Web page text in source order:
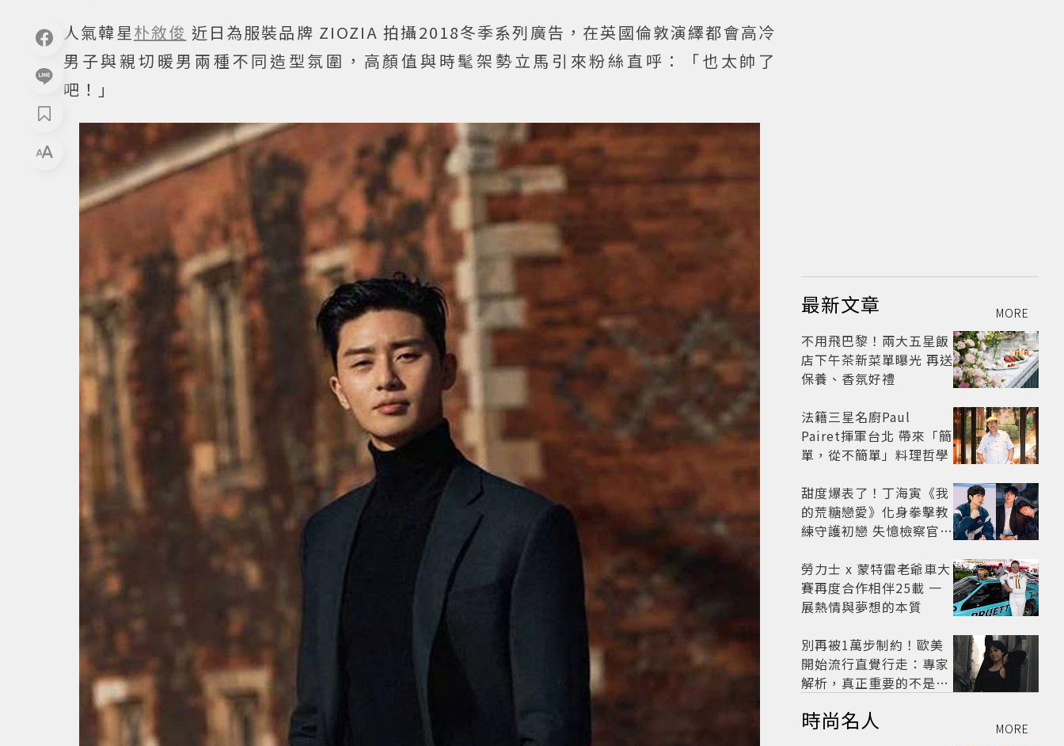
人氣韓星朴敘俊 近日為服裝品牌 ZIOZIA 拍攝2018冬季系列廣告，在英國倫敦演繹都會高冷
男子與親切暖男兩種不同造型氛圍，高顏值與時髦架勢立馬引來粉絲直呼：「也太帥了
吧！」
最新文章 MORE
不用飛巴黎！兩大五星飯
店下午茶新菜單曝光 再送
保養、香氛好禮
法籍三星名廚Paul
Pairet揮軍台北 帶來「簡
單，從不簡單」料理哲學
甜度爆表了！丁海寅《我
的荒糖戀愛》化身拳擊教
練守護初戀 失憶檢察官×
劇
勞力士 x 蒙特雷老爺車大
賽再度合作相伴25載 一
展熱情與夢想的本質
別再被1萬步制約！歐美
開始流行直覺行走：專家
解析，真正重要的不是步
時尚名人 MORE